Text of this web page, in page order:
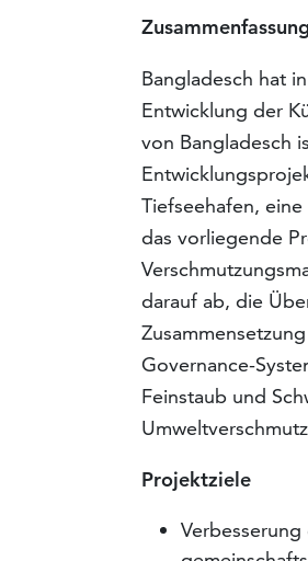
Bangladesch hat
Entwicklung der
von Bangladesch
Tiefseehafen,
das vorliegende
darauf ab, die
Governance-
Feinstaub und
Projektziele